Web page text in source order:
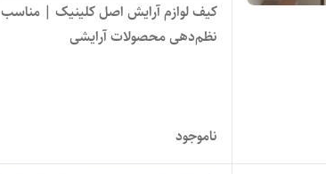
کیف لوازم آرایش اصل کلینیک | مناسب
نظم‌دهی محصولات آرایشی
ناموجود